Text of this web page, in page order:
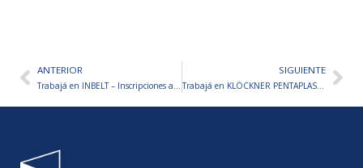
AntANTERIOR
Trabajá en INBELT – Inscripciones abiertas
SIGUIENTE
Trabajá en KLÖCKNER PENTAPLAST – Inscripciones abiertas